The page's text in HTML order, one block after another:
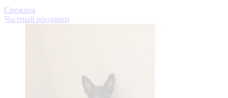
Снежана
Частный продавец